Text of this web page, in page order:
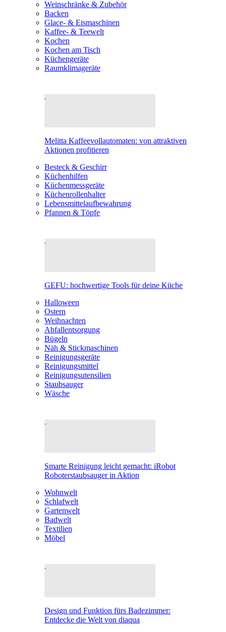
Weinschränke & Zubehör
Backen
Glace- & Eismaschinen
Kaffee- & Teewelt
Kochen
Kochen am Tisch
Küchengeräte
Raumklimageräte
Melitta Kaffeevollautomaten: von attraktiven
Aktionen profitieren
Besteck & Geschirr
Küchenhilfen
Küchenmessgeräte
Küchenrollenhalter
Lebensmittelaufbewahrung
Pfannen & Töpfe
GEFU: hochwertige Tools für deine Küche
Halloween
Ostern
Weihnachten
Abfallentsorgung
Bügeln
Näh & Stickmaschinen
Reinigungsgeräte
Reinigungsmittel
Reinigungsutensilien
Staubsauger
Wäsche
Smarte Reinigung leicht gemacht: iRobot
Roboterstaubsauger in Aktion
Wohnwelt
Schlafwelt
Gartenwelt
Badwelt
Textilien
Möbel
Design und Funktion fürs Badezimmer:
Entdecke die Welt von diaqua